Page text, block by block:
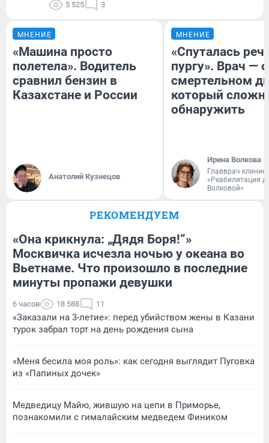
5 525 3
МНЕНИЕ
«Машина просто
полетела». Водитель
сравнил бензин в
Казахстане и России
Анатолий Кузнецов
МНЕНИЕ
«Спуталась
пургу». Врач — о
смертельном
который
обнаружить
Ирина Волкова
Главврач
«Реабилитация
Волковой»
РЕКОМЕНДУЕМ
«Она крикнула: „Дядя Боря!“»
Москвичка исчезла ночью у океана во
Вьетнаме. Что произошло в последние
минуты пропажи девушки
6 часов 18 588 11
«Заказали на 3-летие»: перед убийством жены в Казани
турок забрал торт на день рождения сына
«Меня бесила моя роль»: как сегодня выглядит Пуговка
из «Папиных дочек»
Медведицу Майю, жившую на цепи в Приморье,
познакомили с гималайским медведем Фиником